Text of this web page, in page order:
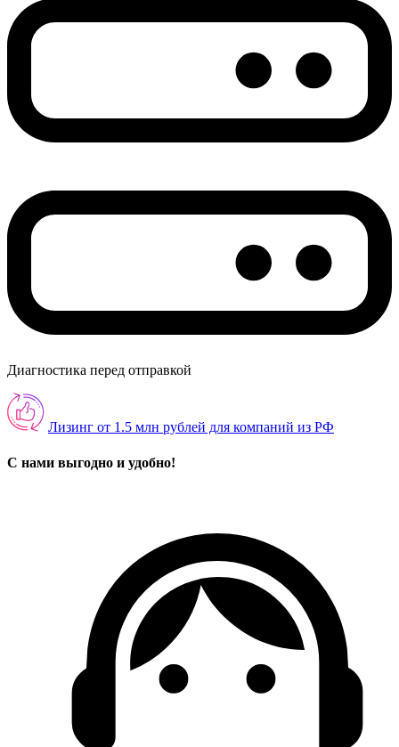
Диагностика перед отправкой
Лизинг от 1.5 млн рублей для компаний из РФ
С нами выгодно и удобно!